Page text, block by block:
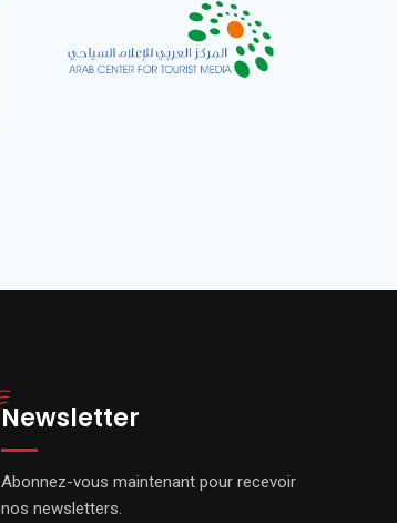
Newsletter
Abonnez-vous maintenant pour recevoir
nos newsletters.